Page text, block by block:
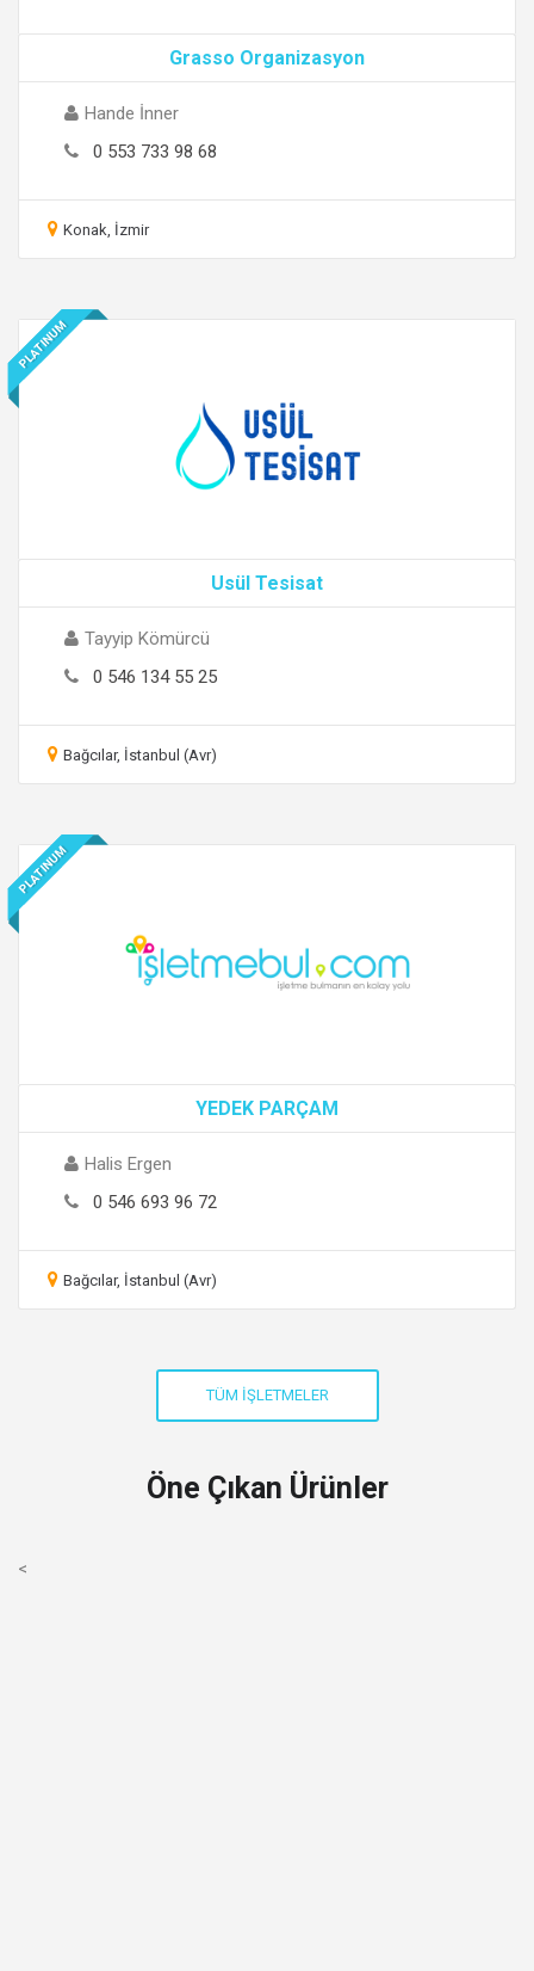
Grasso Organizasyon
Hande İnner
0 553 733 98 68
Konak, İzmir
PLATINUM
Usül Tesisat
Tayyip Kömürcü
0 546 134 55 25
Bağcılar, İstanbul (Avr)
PLATINUM
YEDEK PARÇAM
Halis Ergen
0 546 693 96 72
Bağcılar, İstanbul (Avr)
Öne Çıkan Ürünler
<